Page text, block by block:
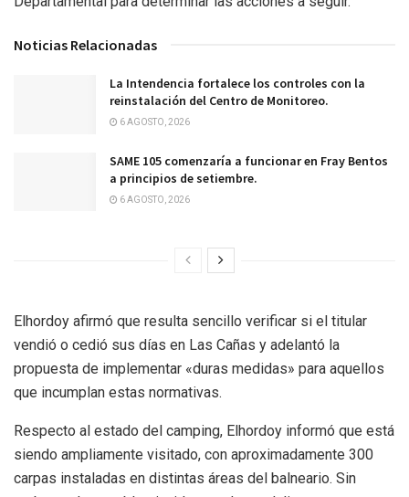
Noticias Relacionadas
La Intendencia fortalece los controles con la
reinstalación del Centro de Monitoreo.
6 AGOSTO, 2026
SAME 105 comenzaría a funcionar en Fray Bentos
a principios de setiembre.
6 AGOSTO, 2026
Elhordoy afirmó que resulta sencillo verificar si el titular
vendió o cedió sus días en Las Cañas y adelantó la
propuesta de implementar «duras medidas» para aquellos
que incumplan estas normativas.
Respecto al estado del camping, Elhordoy informó que está
siendo ampliamente visitado, con aproximadamente 300
carpas instaladas en distintas áreas del balneario. Sin